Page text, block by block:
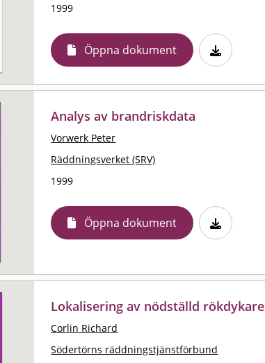
1999
Öppna dokument
Analys av brandriskdata
Vorwerk Peter
Räddningsverket (SRV)
1999
Öppna dokument
Lokalisering av nödställd rökdykare
Corlin Richard
Södertörns räddningstjänstförbund